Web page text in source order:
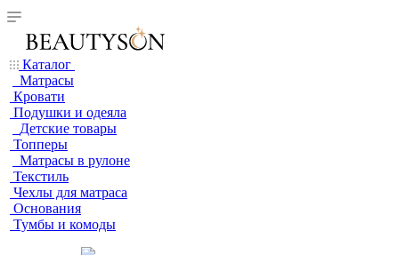
Каталог
Матрасы
Кровати
Подушки и одеяла
Детские товары
Топперы
Матрасы в рулоне
Текстиль
Чехлы для матраса
Основания
Тумбы и комоды